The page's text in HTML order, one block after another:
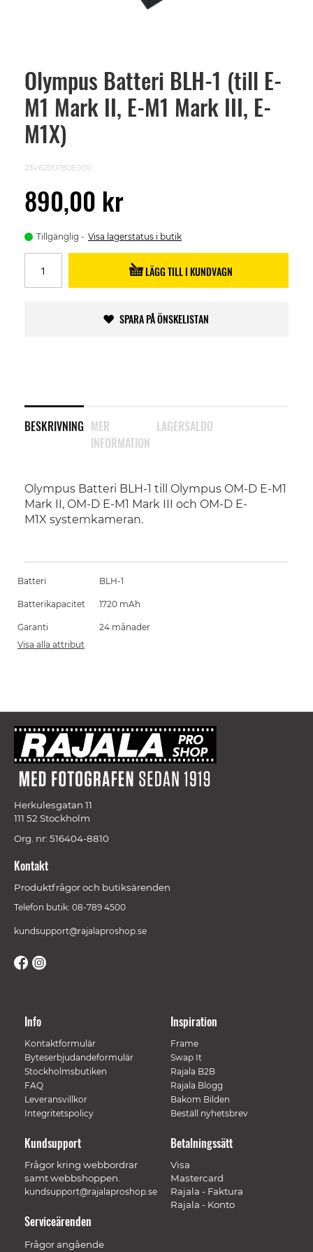
Olympus Batteri BLH-1 (till E-
M1 Mark II, E-M1 Mark III, E-
M1X)
23V6200780E000
890,00 kr
Tillgänglig Visa lagerstatus i butik
LÄGG TILL I KUNDVAGN
SPARA PÅ ÖNSKELISTAN
BESKRIVNING
Olympus Batteri BLH-1 till Olympus OM-D E-M1
Mark II, OM-D E-M1 Mark III och OM-D E-
M1X systemkameran.
MER
INFORMATION
LAGERSALDO
Skip
beginning
images
Batteri BLH-1
Batterikapacitet 1720 mAh
Garanti
24 månader
Visa alla attribut
Herkulesgatan 11
111 52 Stockholm
Org. nr: 516404-8810
Kontakt
Produktfrågor och butiksärenden
Telefon butik: 08-789 4500
kundsupport@rajalaproshop.se
Info
Kontaktformulär
Byteserbjudandeformulär
Stockholmsbutiken
FAQ
Leveransvillkor
Integritetspolicy
Inspiration
Frame
Swap It
Rajala B2B
Rajala Blogg
Bakom Bilden
Beställ nyhetsbrev
Betalningssätt
Visa
Mastercard
Rajala - Faktura
Rajala - Konto
Kundsupport
Frågor kring webbordrar
samt webbshoppen.
kundsupport@rajalaproshop.se
Serviceärenden
Frågor angående